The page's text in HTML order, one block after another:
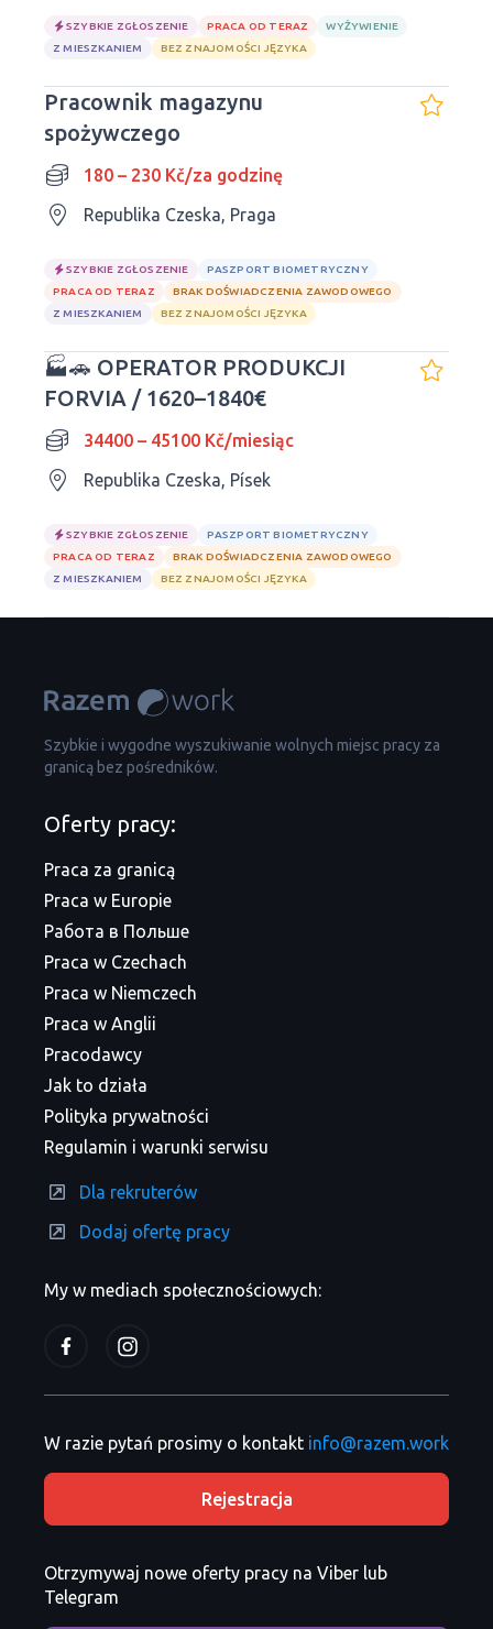
SZYBKIE ZGŁOSZENIE PRACA OD TERAZ
WYŻYWIENIE
Z MIESZKANIEM
BEZ ZNAJOMOŚCI JĘZYKA
Pracownik magazynu
spożywczego
180 – 230 Kč/za godzinę
Republika Czeska, Praga
SZYBKIE ZGŁOSZENIE
PASZPORT BIOMETRYCZNY
PRACA OD TERAZ
BRAK DOŚWIADCZENIA ZAWODOWEGO
Z MIESZKANIEM
BEZ ZNAJOMOŚCI JĘZYKA
🏭🚗 OPERATOR PRODUKCJI
FORVIA / 1620–1840€
34400 – 45100 Kč/miesiąc
Republika Czeska, Písek
SZYBKIE ZGŁOSZENIE
PASZPORT BIOMETRYCZNY
PRACA OD TERAZ
BRAK DOŚWIADCZENIA ZAWODOWEGO
Z MIESZKANIEM
BEZ ZNAJOMOŚCI JĘZYKA
Szybkie i wygodne wyszukiwanie wolnych miejsc pracy za
granicą bez pośredników.
My w mediach społecznościowych:
Oferty pracy:
Praca za granicą
Praca w Europie
Работа в Польше
Praca w Czechach
Praca w Niemczech
Praca w Anglii
Pracodawcy
Jak to działa
Polityka prywatności
Regulamin i warunki serwisu
Dla rekruterów
Dodaj ofertę pracy
W razie pytań prosimy o kontakt info@razem.work
Rejestracja
Otrzymywaj nowe oferty pracy na Viber lub
Telegram